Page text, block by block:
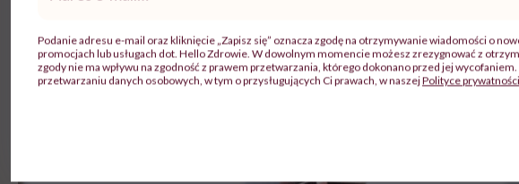
mail*
Podanie adresu e-mail oraz kliknięcie „Zapisz się” oznacza zgodę na otrzymywanie wiadomości o
promocjach lub usługach dot. Hello Zdrowie. W dowolnym momencie możesz zrezygnować z
zgody nie ma wpływu na zgodność z prawem przetwarzania, którego dokonano przed jej
przetwarzaniu danych osobowych, w tym o przysługujących Ci prawach, w naszejPolityce prywatności